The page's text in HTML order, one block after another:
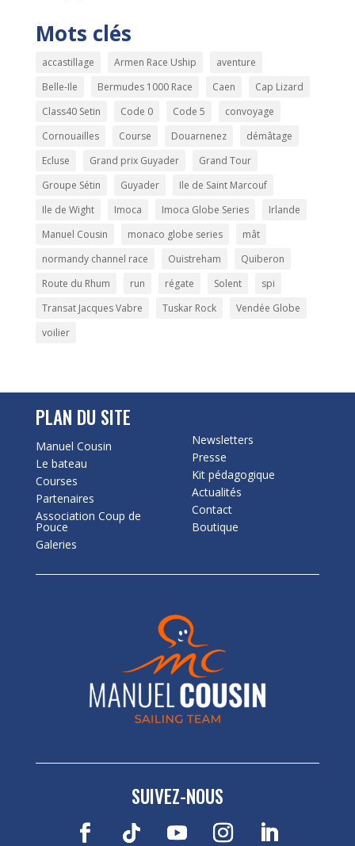
Mots clés
accastillage Armen Race Uship
aventure
Belle-Ile
Bermudes 1000 Race Caen
Cap Lizard
Class40 Setin
Code 0 Code 5
convoyage
Cornouailles
Course Douarnenez
démâtage
Ecluse
Grand prix Guyader
Grand Tour
Groupe Sétin
Guyader
Ile de Saint Marcouf
Ile de Wight
Imoca Imoca Globe Series
Irlande
Manuel Cousin
monaco globe series
mât
normandy channel race
Ouistreham
Quiberon
Route du Rhum
run régate Solent
spi
Transat Jacques Vabre
Tuskar Rock
Vendée Globe
voilier
PLAN DU SITE
Manuel Cousin
Le bateau
Courses
Partenaires
Association Coup de
Pouce
Galeries
Newsletters
Presse
Kit pédagogique
Actualités
Contact
Boutique
SUIVEZ-NOUS